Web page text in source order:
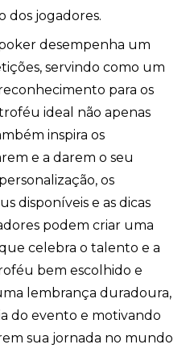
dos jogadores.
desempenha um
servindo como um
para os
ideal não apenas
inspira os
e a darem o seu
os
disponíveis e as dicas
podem criar uma
celebra o talento e a
bem escolhido e
lembrança duradoura,
do evento e motivando
sua jornada no mundo